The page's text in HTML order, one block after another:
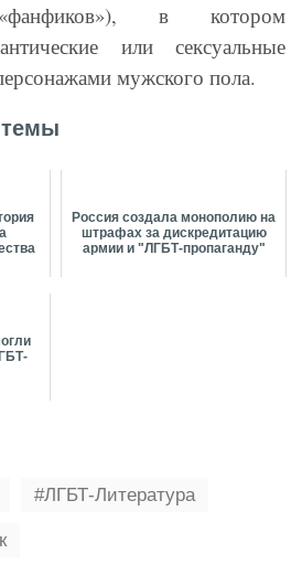
в котором
или сексуальные
мужского пола.
Россия создала монополию на
штрафах за дискредитацию
армии и "ЛГБТ-пропаганду"
ЛГБТ-Литература